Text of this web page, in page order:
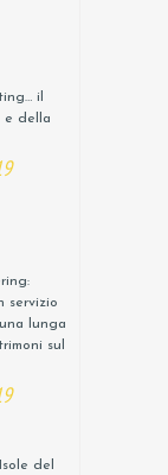
il
e della
servizio
lunga
sul
del